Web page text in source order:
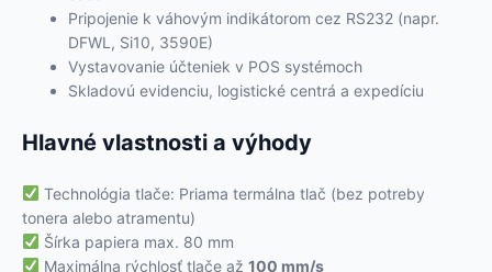
Pripojenie k váhovým indikátorom cez RS232 (napr.
DFWL, Si10, 3590E)
Vystavovanie účteniek v POS systémoch
Skladovú evidenciu, logistické centrá a expedíciu
Hlavné vlastnosti a výhody
Technológia tlače: Priama termálna tlač (bez potreby
tonera alebo atramentu)
Šírka papiera max. 80 mm
Maximálna rýchlosť tlače až 100 mm/s